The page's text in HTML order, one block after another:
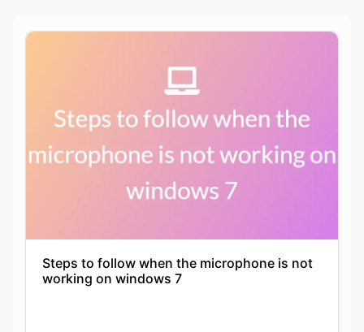
Steps to follow when the microphone is not
working on windows 7